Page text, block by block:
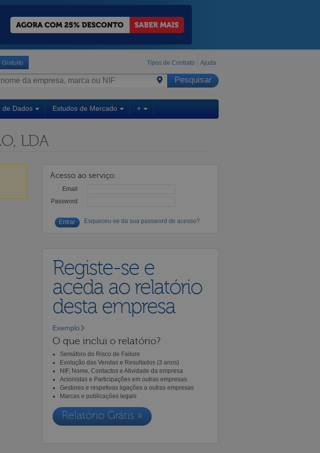
Gratuito Tipos de Contrato Ajuda
de Dados Estudos de Mercado +
LDA
Acesso ao serviço:
Email
Password
Esqueceu-se da sua password de acesso?
Registe-se e
aceda ao relatório
desta empresa
Exemplo
O que inclui o relatório?
Semáforo do Risco de Failure
Evolução das Vendas e Resultados (3 anos)
NIF, Nome, Contactos e Atividade da empresa
Acionistas e Participações em outras empresas
Gestores e respetivas ligações a outras empresas
Marcas e publicações legais
Relatório Grátis »